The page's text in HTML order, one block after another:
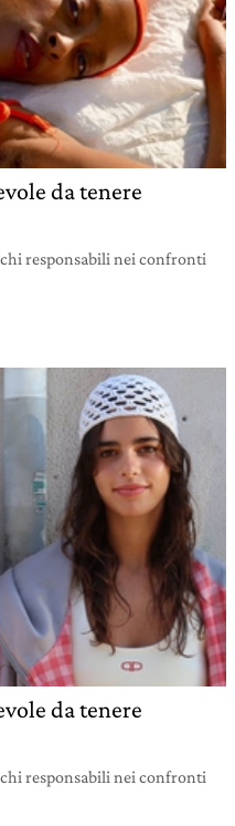
da tenere
responsabili nei confronti
da tenere
responsabili nei confronti